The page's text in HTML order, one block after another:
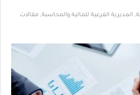
, المديرية الفرعية للمالية والمحاسبة, مقالات